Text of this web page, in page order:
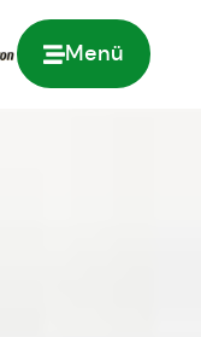
Menü